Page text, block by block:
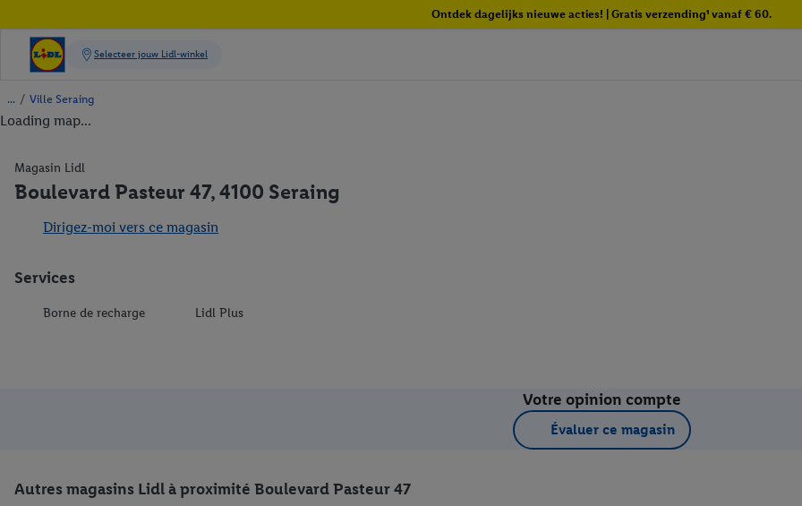
Ontdek dagelijks nieuwe acties! | Gratis verzending¹ vanaf € 60.
/ Ville Seraing
Loading map...
Magasin Lidl
Boulevard Pasteur 47, 4100 Seraing
Dirigez-moi vers ce magasin
Services
Borne de recharge Lidl Plus
Votre opinion compte
Évaluer ce magasin
Autres magasins Lidl à proximité Boulevard Pasteur 47